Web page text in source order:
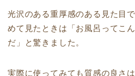
光沢のある重厚感のある見た目
めて見たときは「お風呂ってこ
だ」と驚きました。
実際に使ってみても質感の良さ